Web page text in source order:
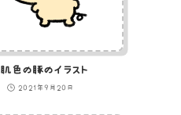
肌色の豚のイラスト
2021年9月20日